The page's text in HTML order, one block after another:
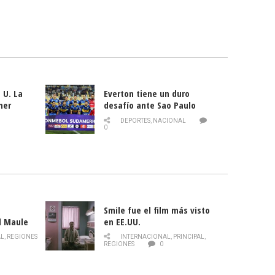
La
Everton tiene un duro
desafío ante Sao Paulo
DEPORTES, NACIONAL
0
Maule
de la
, REGIONES
Smile fue el film más visto
en EE.UU.
INTERNACIONAL, PRINCIPAL,
REGIONES
0